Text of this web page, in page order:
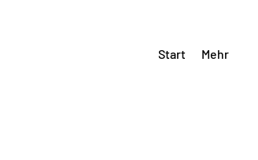
Start Mehr